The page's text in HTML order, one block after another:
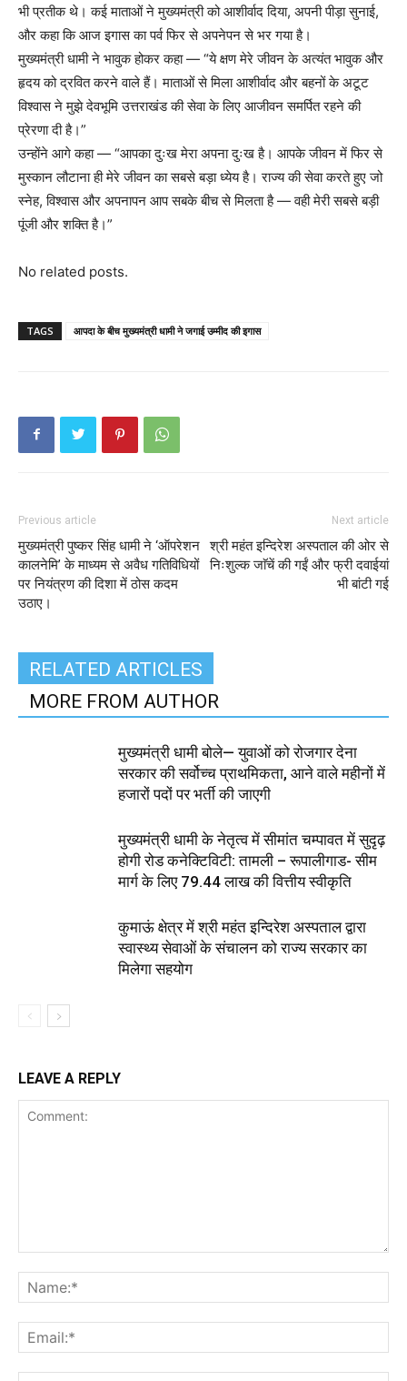
भी प्रतीक थे। कई माताओं ने मुख्यमंत्री को आशीर्वाद दिया, अपनी पीड़ा सुनाई,
और कहा कि आज इगास का पर्व फिर से अपनेपन से भर गया है।
मुख्यमंत्री धामी ने भावुक होकर कहा — “ये क्षण मेरे जीवन के अत्यंत भावुक और
हृदय को द्रवित करने वाले हैं। माताओं से मिला आशीर्वाद और बहनों के अटूट
विश्वास ने मुझे देवभूमि उत्तराखंड की सेवा के लिए आजीवन समर्पित रहने की
प्रेरणा दी है।”
उन्होंने आगे कहा — “आपका दुःख मेरा अपना दुःख है। आपके जीवन में फिर से
मुस्कान लौटाना ही मेरे जीवन का सबसे बड़ा ध्येय है। राज्य की सेवा करते हुए जो
स्नेह, विश्वास और अपनापन आप सबके बीच से मिलता है — वही मेरी सबसे बड़ी
पूंजी और शक्ति है।”
No related posts.
TAGS आपदा के बीच मुख्यमंत्री धामी ने जगाई उम्मीद की इगास
Previous article
मुख्यमंत्री पुष्कर सिंह धामी ने ‘ऑपरेशन
कालनेमि’ के माध्यम से अवैध गतिविधियों
पर नियंत्रण की दिशा में ठोस कदम
उठाए।
Next article
श्री महंत इन्दिरेश अस्पताल की ओर से
निःशुल्क जाॅचें की गईं और फ्री दवाईयां
भी बांटी गई
RELATED ARTICLES
MORE FROM AUTHOR
मुख्यमंत्री धामी बोले— युवाओं को रोजगार देना
सरकार की सर्वोच्च प्राथमिकता, आने वाले महीनों में
हजारों पदों पर भर्ती की जाएगी
मुख्यमंत्री धामी के नेतृत्व में सीमांत चम्पावत में सुदृढ़
होगी रोड कनेक्टिविटी: तामली – रूपालीगाड- सीम
मार्ग के लिए ₹79.44 लाख की वित्तीय स्वीकृति
कुमाऊं क्षेत्र में श्री महंत इन्दिरेश अस्पताल द्वारा
स्वास्थ्य सेवाओं के संचालन को राज्य सरकार का
मिलेगा सहयोग
LEAVE A REPLY